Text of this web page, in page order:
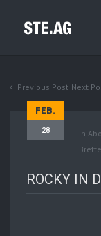
Previous Post Next
FEB.
28 in
ROCKY IN